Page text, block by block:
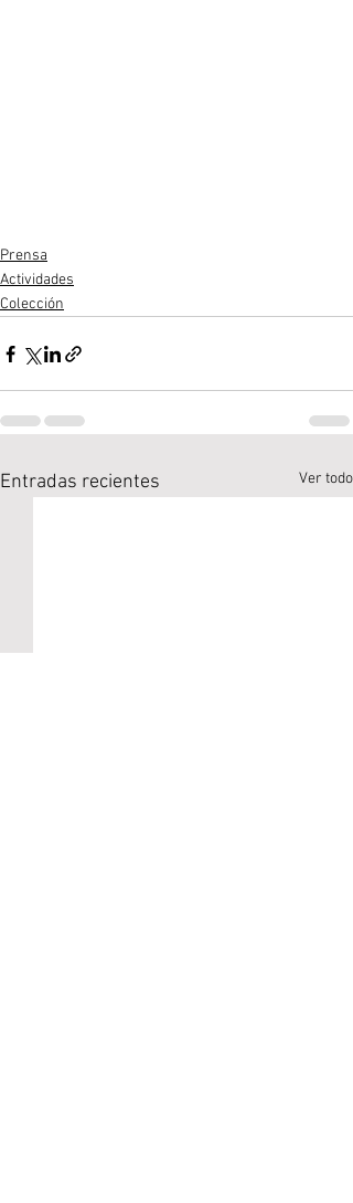
Prensa
Actividades
Colección
Entradas recientes Ver todo